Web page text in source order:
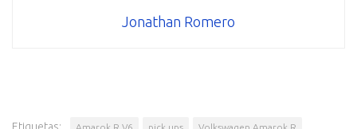
Jonathan Romero
Etiquetas: Amarok R V6 pick ups Volkswagen Amarok R